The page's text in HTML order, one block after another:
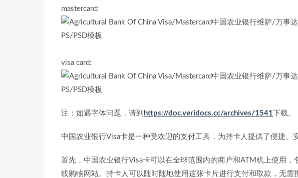
mastercard:
visa card:
注：如遇字体问题，请到 https://doc.veridocs.cc/archives/1541 下载。
中国农业银行Visa卡是一种受欢迎的支付工具，为持卡人提供了便捷、
首先，中国农业银行Visa卡可以在全球范围内的商户和ATM机上使用
线购物网站。持卡人可以随时随地使用这张卡片进行支付和取款，无需